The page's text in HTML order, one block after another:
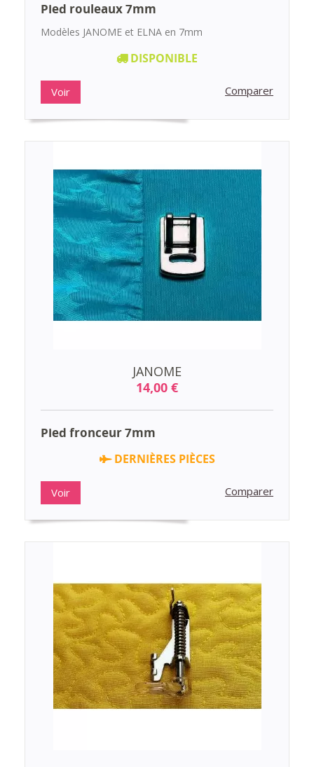
Pied rouleaux 7mm
Modèles JANOME et ELNA en 7mm
DISPONIBLE
Voir Comparer
JANOME
14,00 €
Pied fronceur 7mm
DERNIÈRES PIÈCES
Voir Comparer